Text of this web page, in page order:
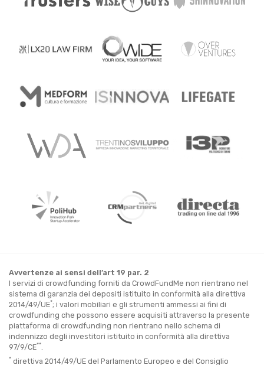
Avvertenze ai sensi dell’art 19 par. 2
I servizi di crowdfunding forniti da CrowdFundMe non rientrano nel
sistema di garanzia dei depositi istituito in conformità alla direttiva
2014/49/UE*; i valori mobiliari e gli strumenti ammessi ai fini di
crowdfunding che possono essere acquisiti attraverso la presente
piattaforma di crowdfunding non rientrano nello schema di
indennizzo degli investitori istituito in conformità alla direttiva
97/9/CE**
* direttiva 2014/49/UE del Parlamento Europeo e del Consiglio